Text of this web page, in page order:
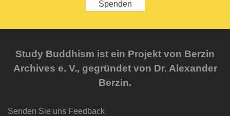
Spenden
Study Buddhism ist ein Projekt von Berzin
Archives e. V., gegründet von Dr. Alexander
Berzin.
Senden Sie uns Feedback